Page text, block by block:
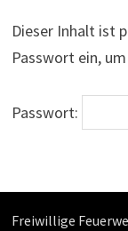
Dieser Inhalt ist
Passwort ein,
Passwort:
Freiwillige